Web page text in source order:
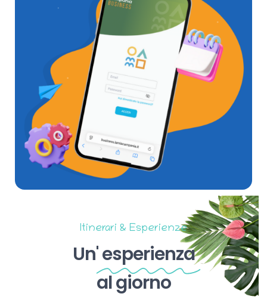
Itinerari & Esperienze
Un'esperienza
al giorno